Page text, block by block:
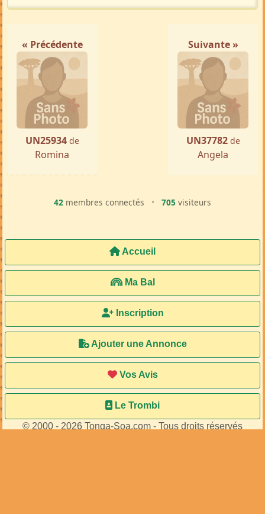
« Précédente
UN25934 de
Romina
Suivante »
UN37782 de
Angela
42 membres connectés • 705 visiteurs
Accueil
Ma Bal
Inscription
Ajouter une Annonce
Vos Avis
Le Trombi
© 2000 - 2026 Tonga-Soa.com - Tous droits réservés